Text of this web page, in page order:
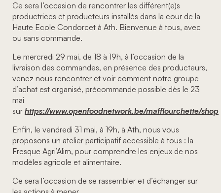
Ce sera l’occasion de rencontrer les différent(e)s
productrices et producteurs installés dans la cour de la
Haute Ecole Condorcet à Ath. Bienvenue à tous, avec
ou sans commande.
Le mercredi 29 mai, de 18 à 19h, à l’occasion de la
livraison des commandes, en présence des producteurs,
venez nous rencontrer et voir comment notre groupe
d’achat est organisé, précommande possible dès le 23
mai
sur https://www.openfoodnetwork.be/mafflourchette/shop
Enfin, le vendredi 31 mai, à 19h, à Ath, nous vous
proposons un atelier participatif accessible à tous : la
Fresque Agri’Alim, pour comprendre les enjeux de nos
modèles agricole et alimentaire.
Ce sera l’occasion de se rassembler et d’échanger sur